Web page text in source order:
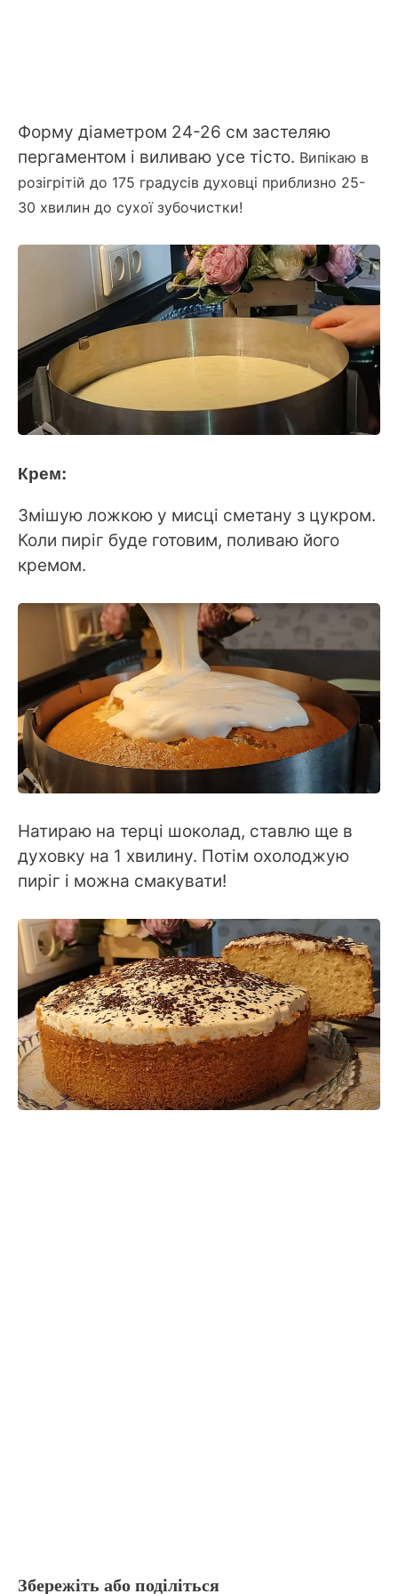
Форму діаметром 24-26 см застеляю
пергаментом і виливаю усе тісто. Випікаю в
розігрітій до 175 градусів духовці приблизно 25-
30 хвилин до сухої зубочистки!
Крем:
Змішую ложкою у мисці сметану з цукром.
Коли пиріг буде готовим, поливаю його
кремом.
Натираю на терці шоколад, ставлю ще в
духовку на 1 хвилину. Потім охолоджую
пиріг і можна смакувати!
Збережіть або поділіться